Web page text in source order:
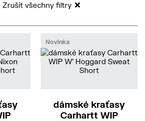
Zrušit všechny filtry
Novinka
dámské kraťasy
Carhartt WIP